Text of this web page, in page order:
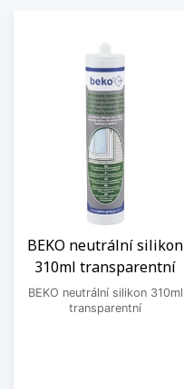
BEKO neutrální silikon
310ml transparentní
BEKO neutrální silikon 310ml
transparentní